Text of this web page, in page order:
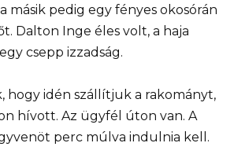
másik pedig egy fényes okosórán
Dalton Inge éles volt, a haja
csepp izzadság.
idén szállítjuk a rakományt,
hívott. Az ügyfél úton van. A
perc múlva indulnia kell.